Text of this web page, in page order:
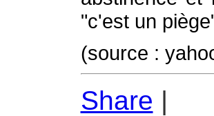
"c'est un
(source :
Share |